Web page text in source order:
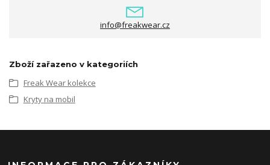
info@freakwear.cz
Zboží zařazeno v kategoriích
Freak Wear kolekce
Kryty na mobil